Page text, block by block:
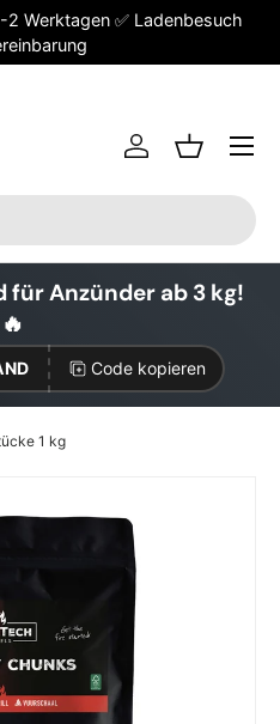
Werktagen ✅ Ladenbesuch
Einloggen
für Anzünder ab 3 kg!
🔥
Code kopieren
1 kg
springen